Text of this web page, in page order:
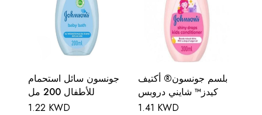
جونسون سائل استحمام
للأطفال 200 مل
1.22 KWD
بلسم جونسون® أكتيف
كيدز™ شايني دروبس
1.41 KWD